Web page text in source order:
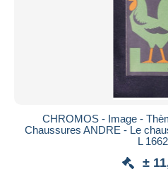
CHROMOS - Image -
Chaussures ANDRE - Le
L
±